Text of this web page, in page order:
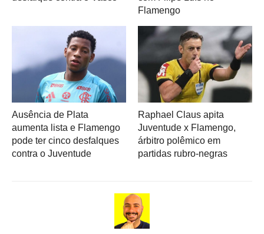
Flamengo
Ausência de Plata
aumenta lista e Flamengo
pode ter cinco desfalques
contra o Juventude
Raphael Claus apita
Juventude x Flamengo,
árbitro polêmico em
partidas rubro-negras